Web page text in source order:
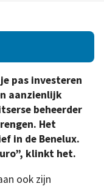
pas investeren
aanzienlijk
beheerder
Het
in de Benelux.
klinkt het.
ook zijn